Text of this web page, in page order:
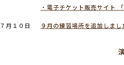
・電子チケット販売サイト
７月１０日 ９月の練習場所を追加しまし